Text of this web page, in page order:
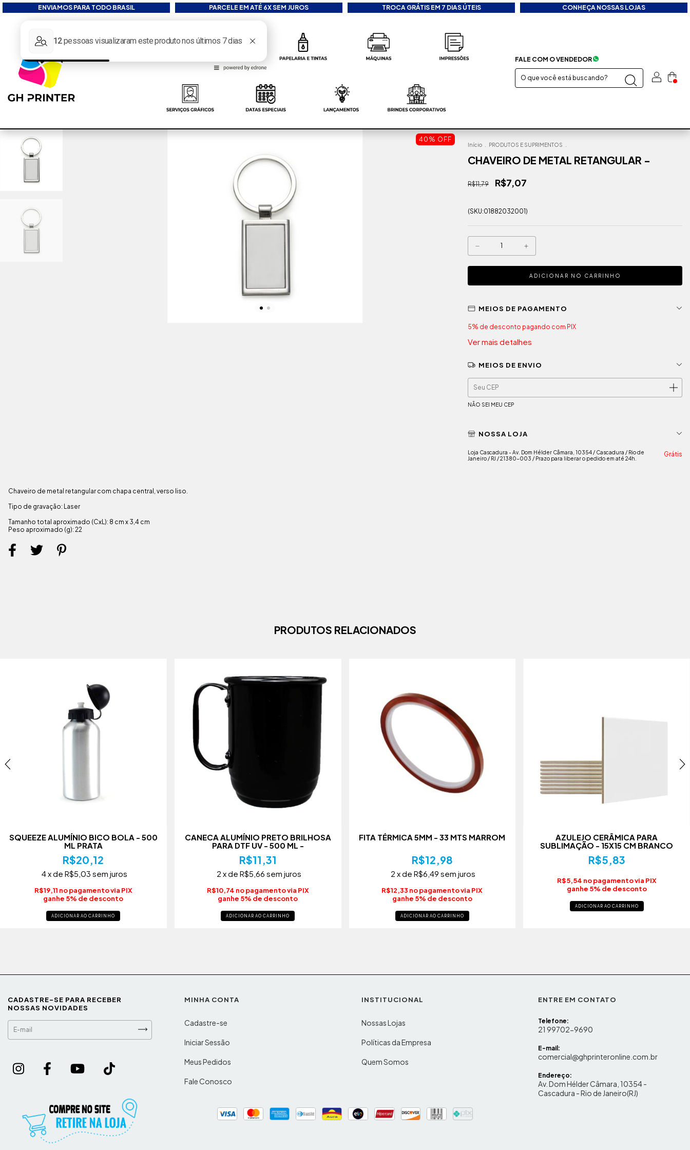
ENVIAMOS PARA TODO BRASIL PARCELE EM ATÉ 6X SEM JUROS TROCA GRÁTIS EM 7 DIAS ÚTEIS CONHEÇA NOSSAS LOJAS
FALE COM O VENDEDOR
40% OFF
Início PRODUTOS E SUPRIMENTOS
CHAVEIRO DE METAL RETANGULAR -
R$11,79 R$7,07
(SKU:01882032001)
MEIOS DE PAGAMENTO
5% de desconto pagando com PIX
Ver mais detalhes
MEIOS DE ENVIO
Entregas para o CEP: ALTERAR CEP
NÃO SEI MEU CEP
NOSSA LOJA
Loja Cascadura - Av. Dom Hélder Câmara, 10354 / Cascadura / Rio de
Janeiro / RJ / 21380-003 / Prazo para liberar o pedido em até 24h.
Grátis
Chaveiro de metal retangular com chapa central, verso liso.
Tipo de gravação: Laser
Tamanho total aproximado (CxL): 8 cm x 3,4 cm
Peso aproximado (g): 22
PRODUTOS RELACIONADOS
SQUEEZE ALUMÍNIO BICO BOLA - 500
ML PRATA
R$20,12
4x de R$5,03 sem juros
R$19,11 no pagamento via PIX
ganhe 5% de desconto
ADICIONAR AO CARRINHO
CANECA ALUMÍNIO PRETO BRILHOSA
PARA DTF UV - 500 ML -
R$11,31
2 x de R$5,66 sem juros
R$10,74 no pagamento via PIX
ganhe 5% de desconto
FITA TÉRMICA 5MM - 33 MTS MARROM
R$12,98
2 x deR$6,49 sem juros
R$12,33 no pagamento via PIX
ganhe 5% de desconto
ADICIONAR AO CARRINHO
AZULEJO CERÂMICA PARA
SUBLIMAÇÃO - 15X15 CM BRANCO
R$5,83
R$5,54 no pagamento via PIX
ganhe 5% de desconto
ADICIONAR AO CARRINHO
CADASTRE-SE PARA RECEBER
NOSSAS NOVIDADES
MINHA CONTA
Cadastre-se
Iniciar Sessão
Meus Pedidos
Fale Conosco
INSTITUCIONAL
Nossas Lojas
Políticas da Empresa
Quem Somos
ENTRE EM CONTATO
Telefone:
21 99702-9690
E-mail:
comercial@ghprinteronline.com.br
Endereço:
Av. Dom Hélder Câmara, 10354 -
Cascadura - Rio de Janeiro(RJ)